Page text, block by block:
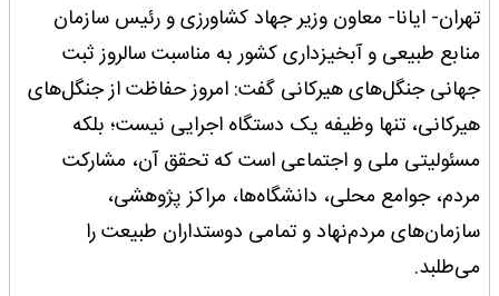
تهران- ایانا- معاون وزیر جهاد کشاورزی و رئیس سازمان
منابع طبیعی و آبخیزداری کشور به مناسبت سالروز ثبت
جهانی جنگل‌های هیرکانی گفت: امروز حفاظت از جنگل‌های
هیرکانی، تنها وظیفه یک دستگاه اجرایی نیست؛ بلکه
مسئولیتی ملی و اجتماعی است که تحقق آن، مشارکت
مردم، جوامع محلی، دانشگاه‌ها، مراکز پژوهشی،
سازمان‌های مردم‌نهاد و تمامی دوستداران طبیعت را
می‌طلبد.